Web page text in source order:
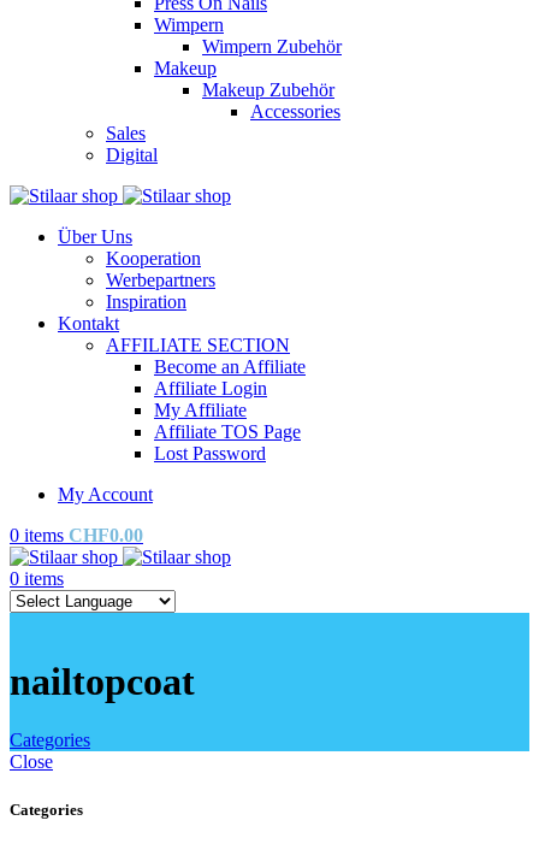
Wimpern
Wimpern Zubehör
Makeup
Makeup Zubehör
Accessories
Sales
Digital
Über Uns
Kooperation
Werbepartners
Inspiration
Kontakt
AFFILIATE SECTION
Become an Affiliate
Affiliate Login
My Affiliate
Affiliate TOS Page
Lost Password
My Account
0 items CHF0.00
0 items
nailtopcoat
Categories
Close
Categories